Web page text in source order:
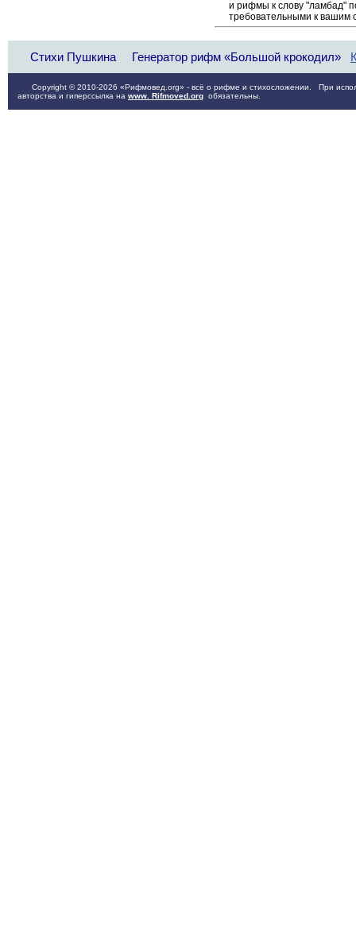
и рифмы к слову "ламбад"
требовательными к вашим
Стихи Пушкина Генератор рифм «Большой крокодил»
Copyright © 2010-2026 «Рифмовед.org» - всё о рифме и стихосложении. При
авторства и гиперссылка на www. Rifmoved.org обязательны.